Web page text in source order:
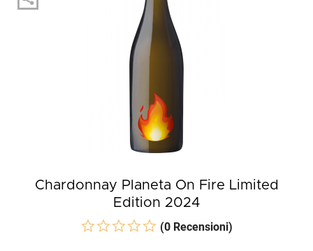
Chardonnay Planeta On Fire Limited
Edition 2024
(0 Recensioni)